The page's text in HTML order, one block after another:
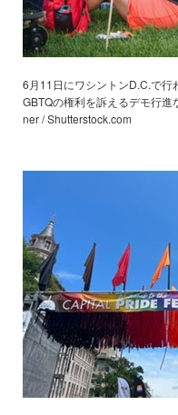
6月11日にワシントンD.C.で行
GBTQの権利を訴えるデモ行
ner / Shutterstock.com